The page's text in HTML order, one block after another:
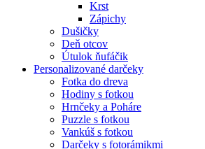
Krst
Zápichy
Dušičky
Deň otcov
Útulok ňufáčik
Personalizované darčeky
Fotka do dreva
Hodiny s fotkou
Hrnčeky a Poháre
Puzzle s fotkou
Vankúš s fotkou
Darčeky s fotorámikmi